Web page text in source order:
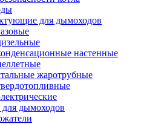
для дымоходов
настенные
жаротрубные
дымоходов